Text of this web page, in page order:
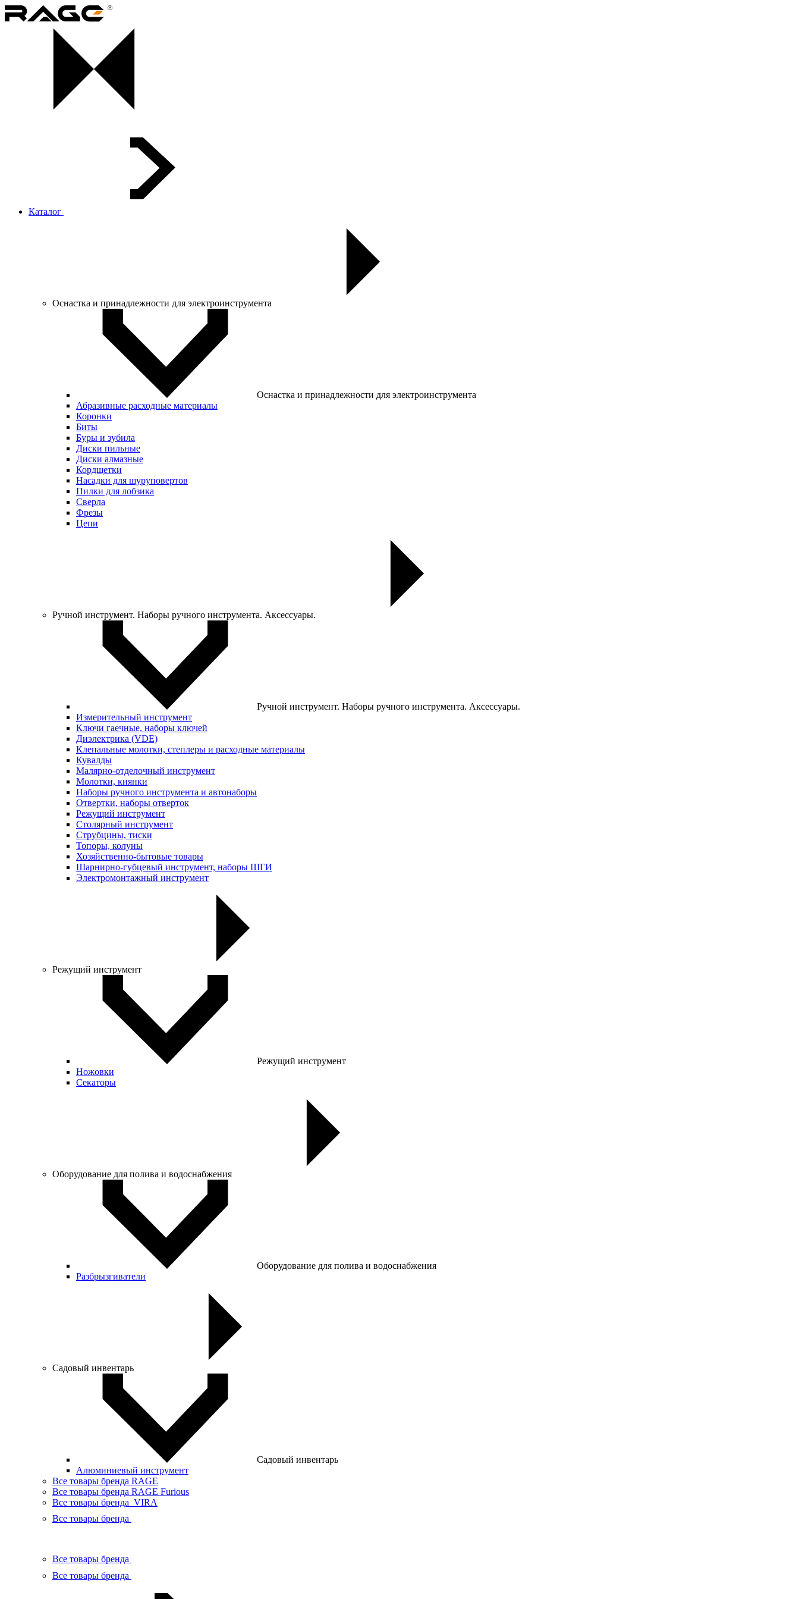
Каталог
Оснастка и принадлежности для электроинструмента
Оснастка и принадлежности для электроинструмента
Абразивные расходные материалы
Коронки
Биты
Буры и зубила
Диски пильные
Диски алмазные
Кордщетки
Насадки для шуруповертов
Пилки для лобзика
Сверла
Фрезы
Цепи
Ручной инструмент. Наборы ручного инструмента. Аксессуары.
Ручной инструмент. Наборы ручного инструмента. Аксессуары.
Измерительный инструмент
Ключи гаечные, наборы ключей
Диэлектрика (VDE)
Клепальные молотки, степлеры и расходные материалы
Кувалды
Малярно-отделочный инструмент
Молотки, киянки
Наборы ручного инструмента и автонаборы
Отвертки, наборы отверток
Режущий инструмент
Столярный инструмент
Струбцины, тиски
Топоры, колуны
Хозяйственно-бытовые товары
Шарнирно-губцевый инструмент, наборы ШГИ
Электромонтажный инструмент
Режущий инструмент
Режущий инструмент
Ножовки
Секаторы
Оборудование для полива и водоснабжения
Оборудование для полива и водоснабжения
Разбрызгиватели
Садовый инвентарь
Садовый инвентарь
Алюминиевый инструмент
Все товары бренда RAGE
Все товары бренда RAGE Furious
Все товары бренда VIRA
Все товары бренда
Все товары бренда
Все товары бренда